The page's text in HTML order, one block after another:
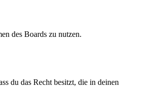
des Boards zu nutzen.
du das Recht besitzt, die in deinen